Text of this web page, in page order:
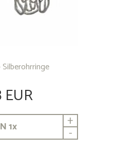
EUR
1x +
-